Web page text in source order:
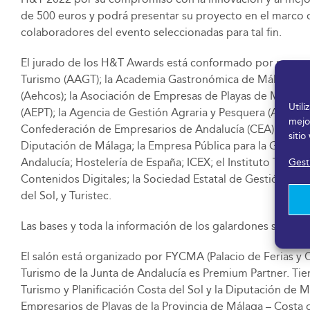
sitio
de 500 euros y podrá presentar su proyecto en el marco
colaboradores del evento seleccionadas para tal fin.
El jurado de los H&T Awards está conformado por
Turismo (AAGT); la Academia Gastronómica de Málaga;
(Aehcos); la Asociación de Empresas de Playas de
(AEPT); la Agencia de Gestión Agraria y Pesquera
Confederación de Empresarios de Andalucía (CEA); la
Diputación de Málaga; la Empresa Pública para la
Andalucía; Hostelería de España; ICEX; el Instituto
Contenidos Digitales; la Sociedad Estatal de Gestión de
del Sol, y Turistec.
Las bases y toda la información de los galardones se
El salón está organizado por FYCMA (Palacio de Ferias
Turismo de la Junta de Andalucía es Premium Partner.
Turismo y Planificación Costa del Sol y la Diputación de
Empresarios de Playas de la Provincia de Málaga –